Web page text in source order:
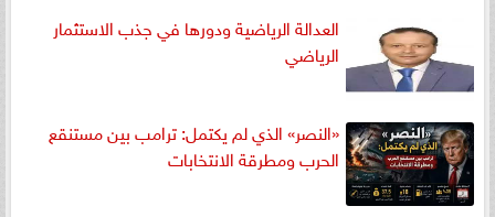
العدالة الرياضية ودورها في جذب الاستثمار
الرياضي
«النصر» الذي لم يكتمل: ترامب بين مستنقع
الحرب ومطرقة الانتخابات